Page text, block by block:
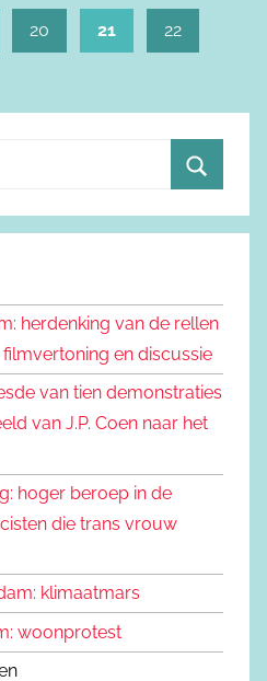
20 21 22
o
e
n
herdenking van de rellen
en discussie
van tien demonstraties
van J.P. Coen naar het
hoger beroep in de
die trans vrouw
klimaatmars
woonprotest